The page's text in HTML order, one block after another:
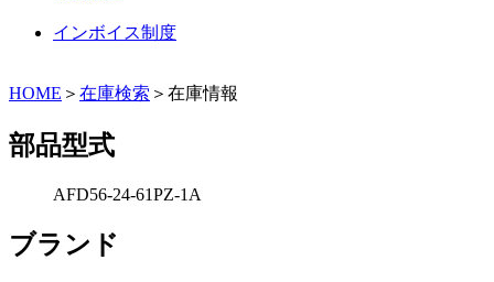
インボイス制度
HOME ＞ 在庫検索 ＞在庫情報
部品型式
AFD56-24-61PZ-1A
ブランド